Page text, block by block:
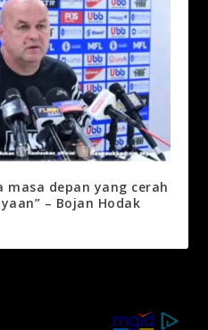
masa depan yang cerah
– Bojan Hodak